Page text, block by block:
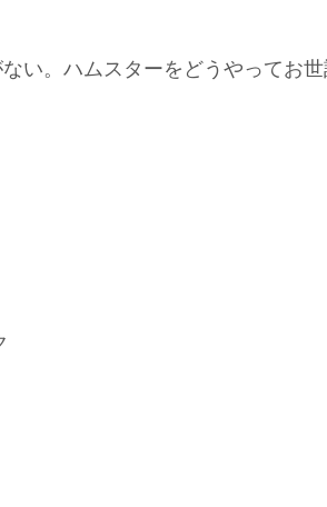
い。ハムスターをどうやってお